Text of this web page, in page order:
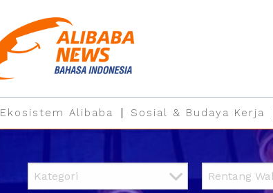
Ekosistem Alibaba Sosial & Budaya Kerja